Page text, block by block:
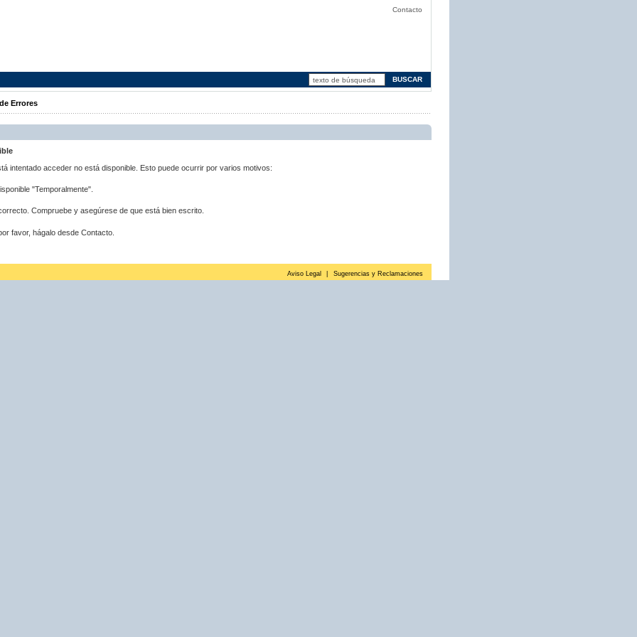
Contacto
Errores
intentado acceder no está disponible. Esto puede ocurrir por varios motivos:
"Temporalmente".
Compruebe y asegúrese de que está bien escrito.
favor, hágalo desde Contacto.
Aviso Legal Sugerencias y Reclamaciones